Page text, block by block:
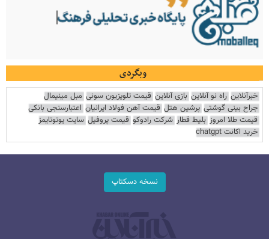
وبگردی
خبرآنلاین راه نو آنلاین بازی آنلاین قیمت تلویزیون سونی مبل مینیمال
جراح بینی گوشتی پرشین هتل قیمت آهن فولاد ایرانیان اعتبارسنجی بانکی
قیمت طلا امروز بلیط قطار شرکت رادوکو قیمت پروفیل سایت یوتوتایمز
خرید اکانت chatgpt
نسخه دسکتاپ